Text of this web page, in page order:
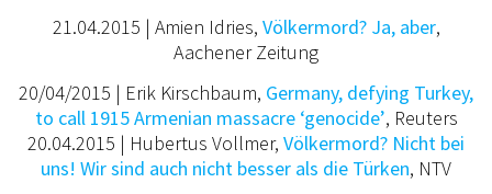
21.04.2015 | Amien Idries, Völkermord? Ja, aber,
Aachener Zeitung
20/04/2015 | Erik Kirschbaum, Germany, defying Turkey,
to call 1915 Armenian massacre ‘genocide’, Reuters
20.04.2015 | Hubertus Vollmer, Völkermord? Nicht bei
uns! Wir sind auch nicht besser als die Türken, NTV